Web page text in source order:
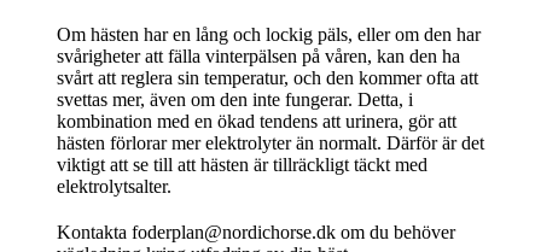
Om hästen har en lång och lockig päls, eller om den har
svårigheter att fälla vinterpälsen på våren, kan den ha
svårt att reglera sin temperatur, och den kommer ofta att
svettas mer, även om den inte fungerar. Detta, i
kombination med en ökad tendens att urinera, gör att
hästen förlorar mer elektrolyter än normalt. Därför är det
viktigt att se till att hästen är tillräckligt täckt med
elektrolytsalter.
Kontakta foderplan@nordichorse.dk om du behöver